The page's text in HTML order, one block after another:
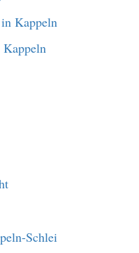
Kappeln